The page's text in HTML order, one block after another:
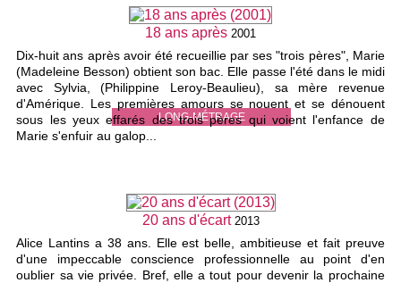
LONG-MÉTRAGE
18 ans après 2001
Dix-huit ans après avoir été recueillie par ses "trois pères", Marie
(Madeleine Besson) obtient son bac. Elle passe l'été dans le midi
avec Sylvia, (Philippine Leroy-Beaulieu), sa mère revenue
d'Amérique. Les premières amours se nouent et se dénouent
sous les yeux effarés des trois pères qui voient l'enfance de
Marie s'enfuir au galop...
20 ans d'écart 2013
Alice Lantins a 38 ans. Elle est belle, ambitieuse et fait preuve
d'une impeccable conscience professionnelle au point d'en
oublier sa vie privée. Bref, elle a tout pour devenir la prochaine